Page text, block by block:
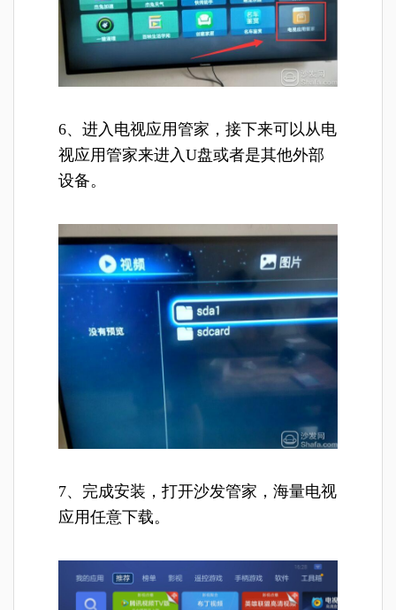
6、进入电视应用管家，接下来可以从电
视应用管家来进入U盘或者是其他外部
设备。
7、完成安装，打开沙发管家，海量电视
应用任意下载。